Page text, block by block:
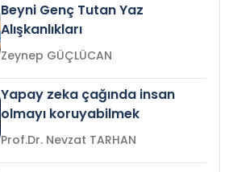
Beyni Genç Tutan Yaz
Alışkanlıkları
Zeynep GÜÇLÜCAN
Yapay zeka çağında insan
olmayı koruyabilmek
Prof.Dr. Nevzat TARHAN